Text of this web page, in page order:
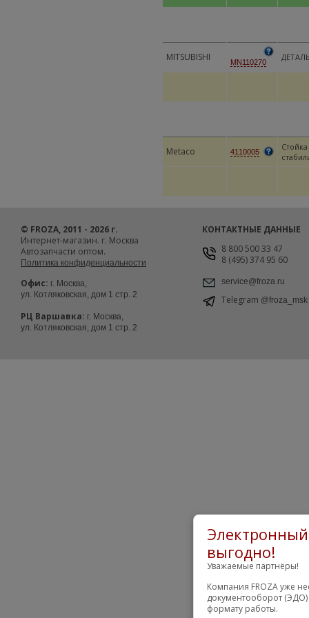
MITSUBISHI MN110270
Metaco 4110005
выгодно!
Уважаемые партнёры!
Компания FROZA уже
документооборот (ЭДО)
формату работы.
© FROZA, 2011 - 2026 г.
Интернет-магазин. г. Москва
Автозапчасти оптом.
Политика конфиденциальности
Офис: г. Москва,
ул. Котляковская, дом 1 стр. 2
РЦ Варшавка: г. Москва,
ул. Котляковская, дом 1 стр. 2
КОНТАКТНЫЕ ДАННЫЕ
8 800 500 33 47
8 (495) 374 95 60
service@froza.ru
Telegram @froza_msk